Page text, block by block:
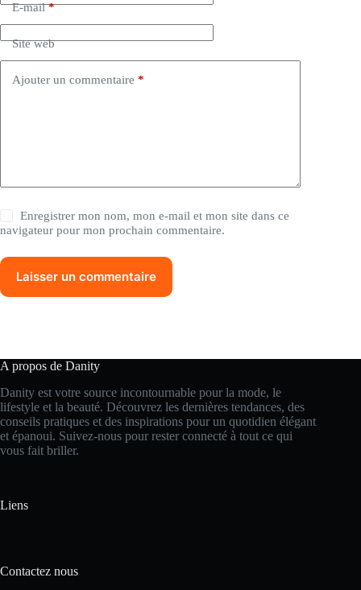
E-mail*
Site web
Ajouter un commentaire *
Enregistrer mon nom, mon e-mail et mon site dans ce
navigateur pour mon prochain commentaire.
Laisser un commentaire
i
v
e
A propos de Danity
Danity est votre source incontournable pour la mode, le
lifestyle et la beauté. Découvrez les dernières tendances, des
conseils pratiques et des inspirations pour un quotidien élégant
et épanoui. Suivez-nous pour rester connecté à tout ce qui
vous fait briller.
Liens
Contactez nous